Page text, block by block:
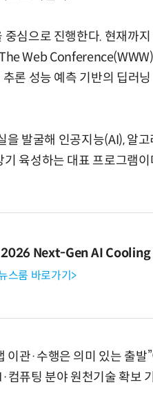
심으로 진행한다. 현재까
Web
론 성능 예측 기반의 딥러
발굴해 인공지능(AI), 알
육성하는 대표 프로그램
2026 Next-Gen AI
스룸 바로가기>
관·수행은 의미 있는 출발
컴퓨팅 분야 원천기술 확보